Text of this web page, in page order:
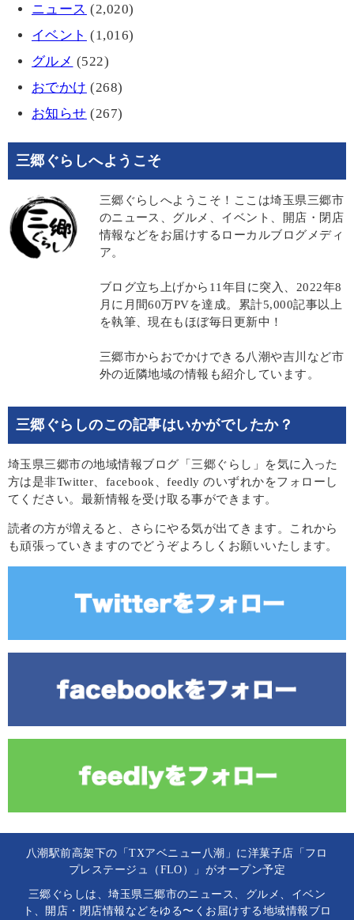
ニュース (2,020)
イベント (1,016)
グルメ (522)
おでかけ (268)
お知らせ (267)
三郷ぐらしへようこそ
三郷ぐらしへようこそ！ここは埼玉県三郷市
のニュース、グルメ、イベント、開店・閉店
情報などをお届けするローカルブログメディ
ア。
ブログ立ち上げから11年目に突入、2022年8
月に月間60万PVを達成。累計5,000記事以上
を執筆、現在もほぼ毎日更新中！
三郷市からおでかけできる八潮や吉川など市
外の近隣地域の情報も紹介しています。
三郷ぐらしのこの記事はいかがでしたか？
埼玉県三郷市の地域情報ブログ「三郷ぐらし」を気に入った
方は是非Twitter、facebook、feedly のいずれかをフォローし
てください。最新情報を受け取る事ができます。
読者の方が増えると、さらにやる気が出てきます。これから
も頑張っていきますのでどうぞよろしくお願いいたします。
八潮駅前高架下の「TXアベニュー八潮」に洋菓子店「フロ
プレステージュ（FLO）」がオープン予定
三郷ぐらしは、埼玉県三郷市のニュース、グルメ、イベン
ト、開店・閉店情報などをゆる〜くお届けする地域情報ブロ